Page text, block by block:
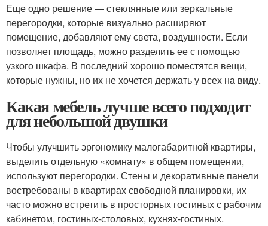
Еще одно решение — стеклянные или зеркальные
перегородки, которые визуально расширяют
помещение, добавляют ему света, воздушности. Если
позволяет площадь, можно разделить ее с помощью
узкого шкафа. В последний хорошо поместятся вещи,
которые нужны, но их не хочется держать у всех на виду.
Какая мебель лучше всего подходит
для небольшой двушки
Чтобы улучшить эргономику малогабаритной квартиры,
выделить отдельную «комнату» в общем помещении,
используют перегородки. Стены и декоративные панели
востребованы в квартирах свободной планировки, их
часто можно встретить в просторных гостиных с рабочим
кабинетом, гостиных-столовых, кухнях-гостиных.